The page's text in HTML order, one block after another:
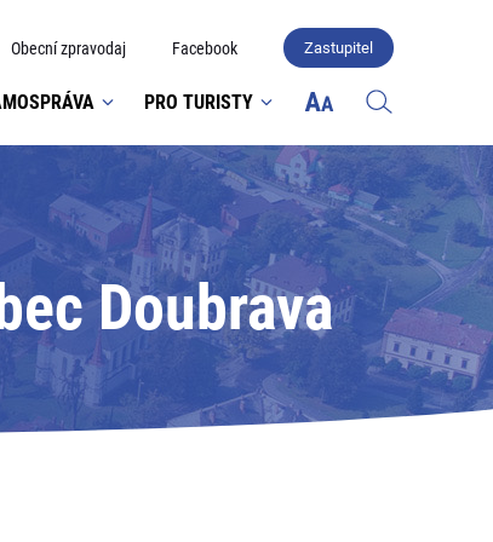
Obecní zpravodaj Facebook Zastupitel
PRO TURISTY
Doubrava